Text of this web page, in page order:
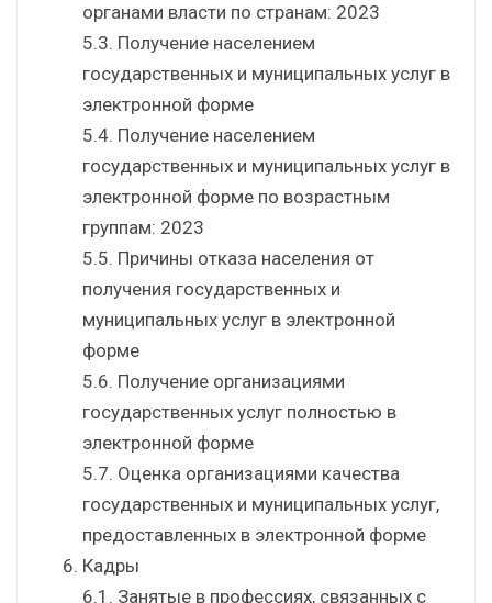
органами власти по странам: 2023
5.3. Получение населением
государственных и муниципальных услуг в
электронной форме
5.4. Получение населением
государственных и муниципальных услуг в
электронной форме по возрастным
группам: 2023
5.5. Причины отказа населения от
получения государственных и
муниципальных услуг в электронной
форме
5.6. Получение организациями
государственных услуг полностью в
электронной форме
5.7. Оценка организациями качества
государственных и муниципальных услуг,
предоставленных в электронной форме
Кадры
6.1. Занятые в профессиях, связанных с